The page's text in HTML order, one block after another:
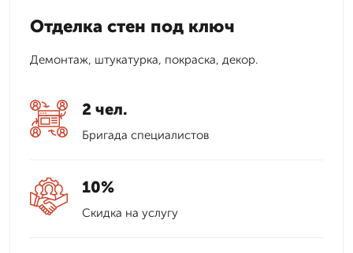
Отделка стен под ключ
Демонтаж, штукатурка, покраска, декор.
2 чел.
Бригада специалистов
10%
Скидка на услугу